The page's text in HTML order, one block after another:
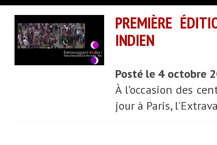
PREMIÈRE
INDIEN
Posté le 4 octobre
À l’occasion des
jour à Paris,